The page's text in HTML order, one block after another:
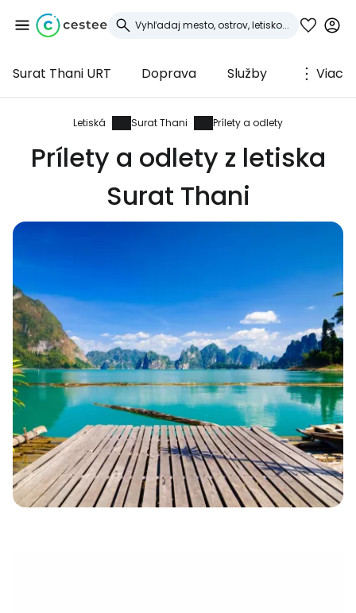
Surat Thani URT Doprava Služby Viac
Letiská Surat Thani Prílety a odlety
Prílety a odlety z letiska
Surat Thani
Prihláste sa do
služby Cestee
... celosvetovej komunity cestovateľov
Pokračovať s e-mailom